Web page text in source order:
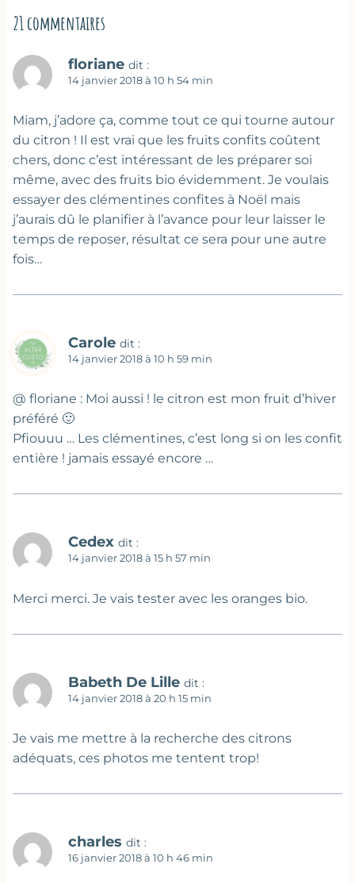
21 commentaires
floriane dit :
14 janvier 2018 à 10 h 54 min
Miam, j’adore ça, comme tout ce qui tourne autour
du citron ! Il est vrai que les fruits confits coûtent
chers, donc c’est intéressant de les préparer soi
même, avec des fruits bio évidemment. Je voulais
essayer des clémentines confites à Noël mais
j’aurais dû le planifier à l’avance pour leur laisser le
temps de reposer, résultat ce sera pour une autre
fois…
Carole dit :
14 janvier 2018 à 10 h 59 min
@ floriane : Moi aussi ! le citron est mon fruit d’hiver
préféré 🙂
Pfiouuu … Les clémentines, c’est long si on les confit
entière ! jamais essayé encore …
Cedex dit :
14 janvier 2018 à 15 h 57 min
Merci merci. Je vais tester avec les oranges bio.
Babeth De Lille dit :
14 janvier 2018 à 20 h 15 min
Je vais me mettre à la recherche des citrons
adéquats, ces photos me tentent trop!
charles dit :
16 janvier 2018 à 10 h 46 min